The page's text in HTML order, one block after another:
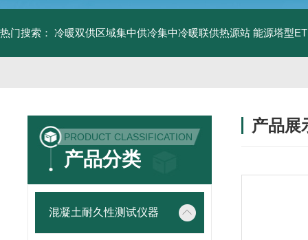
热门搜索： 冷暖双供区域集中供冷集中冷暖联供热源站 能源塔型
PRODUCT CLASSIFICATION
产品分类
混凝土耐久性测试仪器
产品展